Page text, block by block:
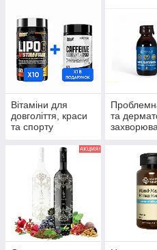
Вітаміни для
довголіття, краси
та спорту
та